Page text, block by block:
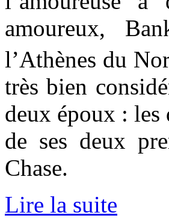
amoureux,
l’Athènes du
très bien
deux époux : les
de ses deux
Chase.
Lire la suite